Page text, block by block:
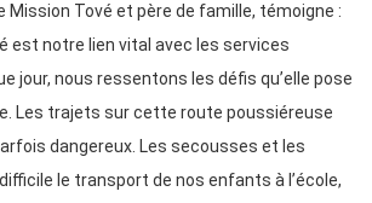
Mission Tové et père de famille, témoigne :
est notre lien vital avec les services
jour, nous ressentons les défis qu’elle pose
Les trajets sur cette route poussiéreuse
dangereux. Les secousses et les
le transport de nos enfants à l’école,